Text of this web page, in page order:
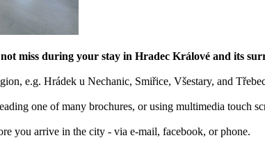
miss during your stay in Hradec Králové and its
e.g. Hrádek u Nechanic, Smiřice, Všestary, and
one of many brochures, or using multimedia touch
you arrive in the city - via e-mail, facebook, or phone.